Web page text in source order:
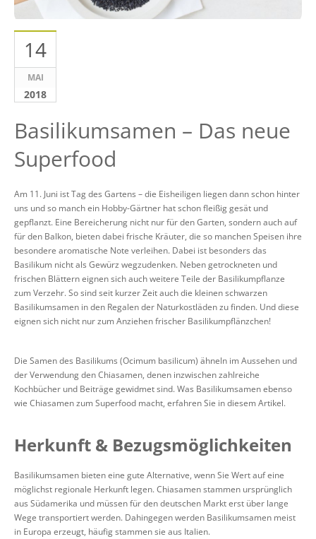
14
MAI
2018
Basilikumsamen – Das neue
Superfood
Am 11. Juni ist Tag des Gartens – die Eisheiligen liegen dann schon hinter
uns und so manch ein Hobby-Gärtner hat schon fleißig gesät und
gepflanzt. Eine Bereicherung nicht nur für den Garten, sondern auch auf
für den Balkon, bieten dabei frische Kräuter, die so manchen Speisen ihre
besondere aromatische Note verleihen. Dabei ist besonders das
Basilikum nicht als Gewürz wegzudenken. Neben getrockneten und
frischen Blättern eignen sich auch weitere Teile der Basilikumpflanze
zum Verzehr. So sind seit kurzer Zeit auch die kleinen schwarzen
Basilikumsamen in den Regalen der Naturkostläden zu finden. Und diese
eignen sich nicht nur zum Anziehen frischer Basilikumpflänzchen!
Die Samen des Basilikums (Ocimum basilicum) ähneln im Aussehen und
der Verwendung den Chiasamen, denen inzwischen zahlreiche
Kochbücher und Beiträge gewidmet sind. Was Basilikumsamen ebenso
wie Chiasamen zum Superfood macht, erfahren Sie in diesem Artikel.
Herkunft & Bezugsmöglichkeiten
Basilikumsamen bieten eine gute Alternative, wenn Sie Wert auf eine
möglichst regionale Herkunft legen. Chiasamen stammen ursprünglich
aus Südamerika und müssen für den deutschen Markt erst über lange
Wege transportiert werden. Dahingegen werden Basilikumsamen meist
in Europa erzeugt, häufig stammen sie aus Italien.